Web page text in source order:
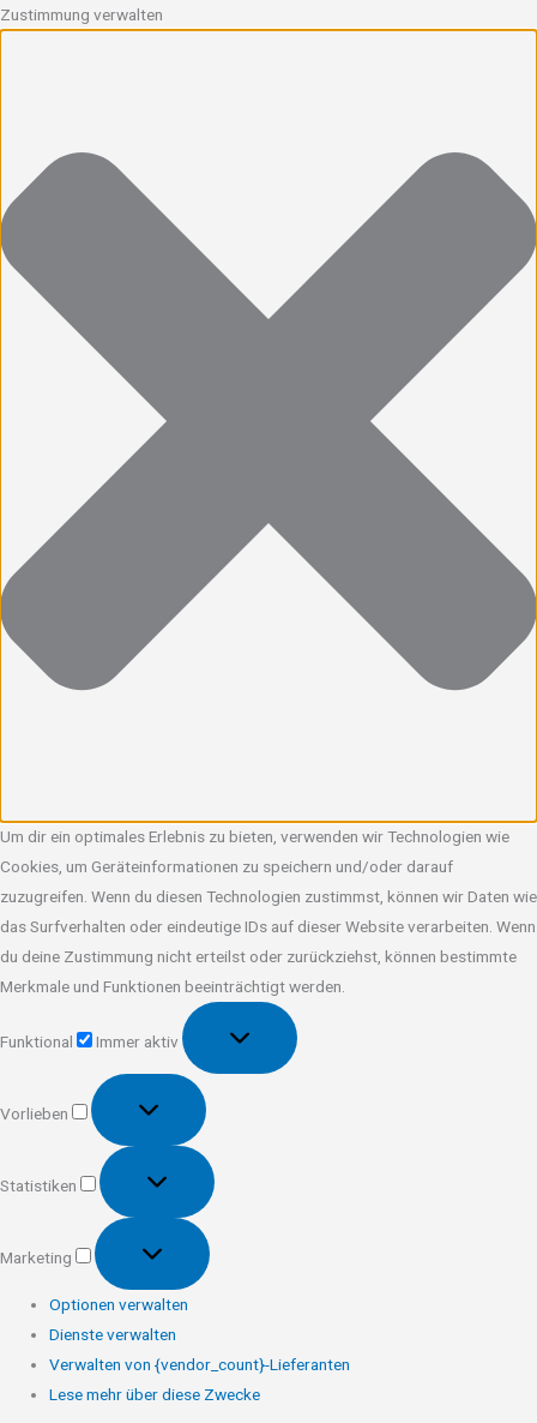
Zustimmung verwalten
Um dir ein optimales Erlebnis zu bieten, verwenden wir Technologien wie
Cookies, um Geräteinformationen zu speichern und/oder darauf
zuzugreifen. Wenn du diesen Technologien zustimmst, können wir Daten wie
das Surfverhalten oder eindeutige IDs auf dieser Website verarbeiten. Wenn
du deine Zustimmung nicht erteilst oder zurückziehst, können bestimmte
Merkmale und Funktionen beeinträchtigt werden.
Funktional
Immer aktiv
Vorlieben
Vorlieben
Statistiken
Statistiken
Marketing
Marketing
Optionen verwalten
Dienste verwalten
Verwalten von {vendor_count}-Lieferanten
Lese mehr über diese Zwecke